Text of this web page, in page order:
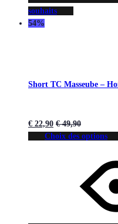
souhaits
54%
Short TC Masseube –
€ 22,90 €49,90
Choix des options